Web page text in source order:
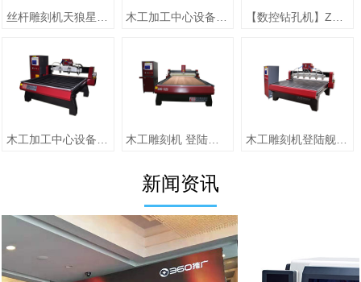
木工雕刻机登陆舰系列 ZMD-1618A
新闻资讯